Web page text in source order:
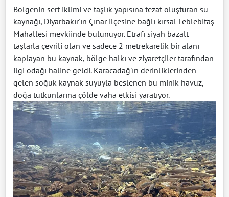
Bölgenin sert iklimi ve taşlık yapısına tezat oluşturan su
kaynağı, Diyarbakır'ın Çınar ilçesine bağlı kırsal Leblebitaş
Mahallesi mevkiinde bulunuyor. Etrafı siyah bazalt
taşlarla çevrili olan ve sadece 2 metrekarelik bir alanı
kaplayan bu kaynak, bölge halkı ve ziyaretçiler tarafından
ilgi odağı haline geldi. Karacadağ'ın derinliklerinden
gelen soğuk kaynak suyuyla beslenen bu minik havuz,
doğa tutkunlarına çölde vaha etkisi yaratıyor.